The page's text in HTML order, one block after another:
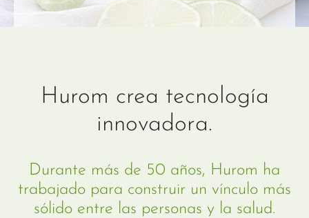
Hurom crea tecnología
innovadora.
Durante más de 50 años, Hurom ha
trabajado para construir un vínculo más
sólido entre las personas y la salud.